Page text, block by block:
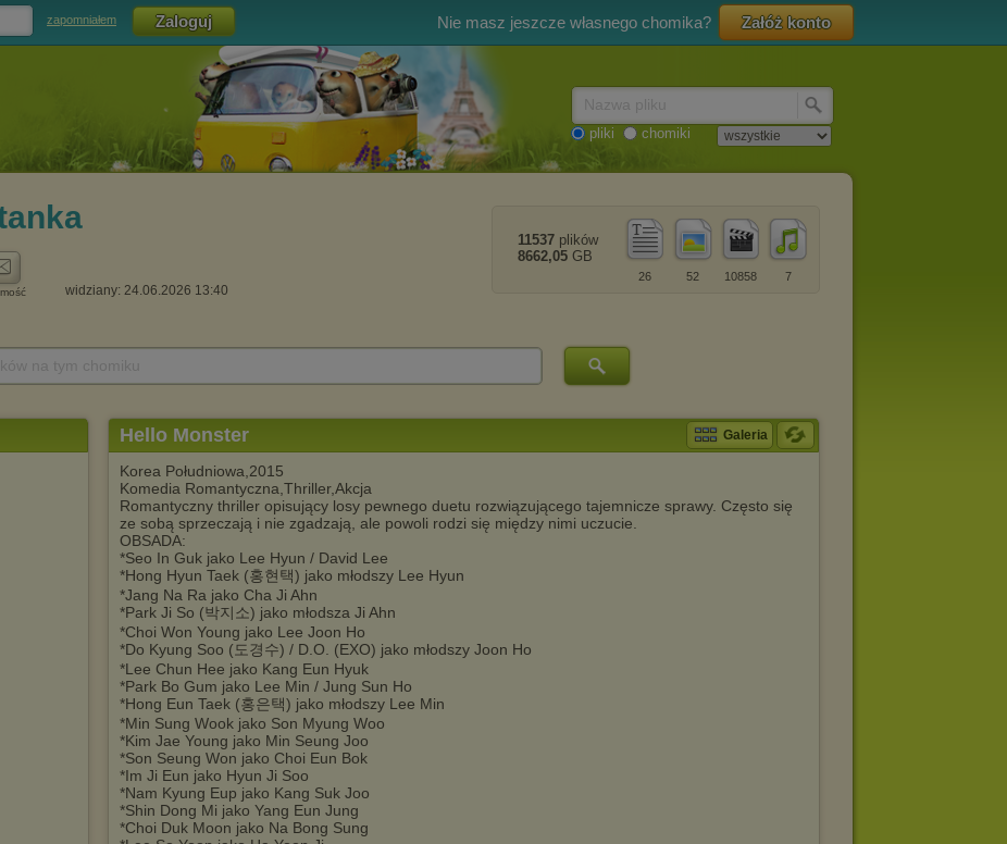
zapomniałem Nie masz jeszcze własnego chomika? Załóż konto
pliki chomiki
widziany: 24.06.2026 13:40
7
10858
52
26
11537 plików
8662,05 GB
Hello Monster Galeria
Korea Południowa,2015
Komedia Romantyczna,Thriller,Akcja
Romantyczny thriller opisujący losy pewnego duetu rozwiązującego tajemnicze sprawy. Często się
ze sobą sprzeczają i nie zgadzają, ale powoli rodzi się między nimi uczucie.
OBSADA:
*Seo In Guk jako Lee Hyun / David Lee
*Hong Hyun Taek (홍현택) jako młodszy Lee Hyun
*Jang Na Ra jako Cha Ji Ahn
*Park Ji So (박지소) jako młodsza Ji Ahn
*Choi Won Young jako Lee Joon Ho
*Do Kyung Soo (도경수) / D.O. (EXO) jako młodszy Joon Ho
*Lee Chun Hee jako Kang Eun Hyuk
*Park Bo Gum jako Lee Min / Jung Sun Ho
*Hong Eun Taek (홍은택) jako młodszy Lee Min
*Min Sung Wook jako Son Myung Woo
*Kim Jae Young jako Min Seung Joo
*Son Seung Won jako Choi Eun Bok
*Im Ji Eun jako Hyun Ji Soo
*Nam Kyung Eup jako Kang Suk Joo
*Shin Dong Mi jako Yang Eun Jung
*Choi Duk Moon jako Na Bong Sung